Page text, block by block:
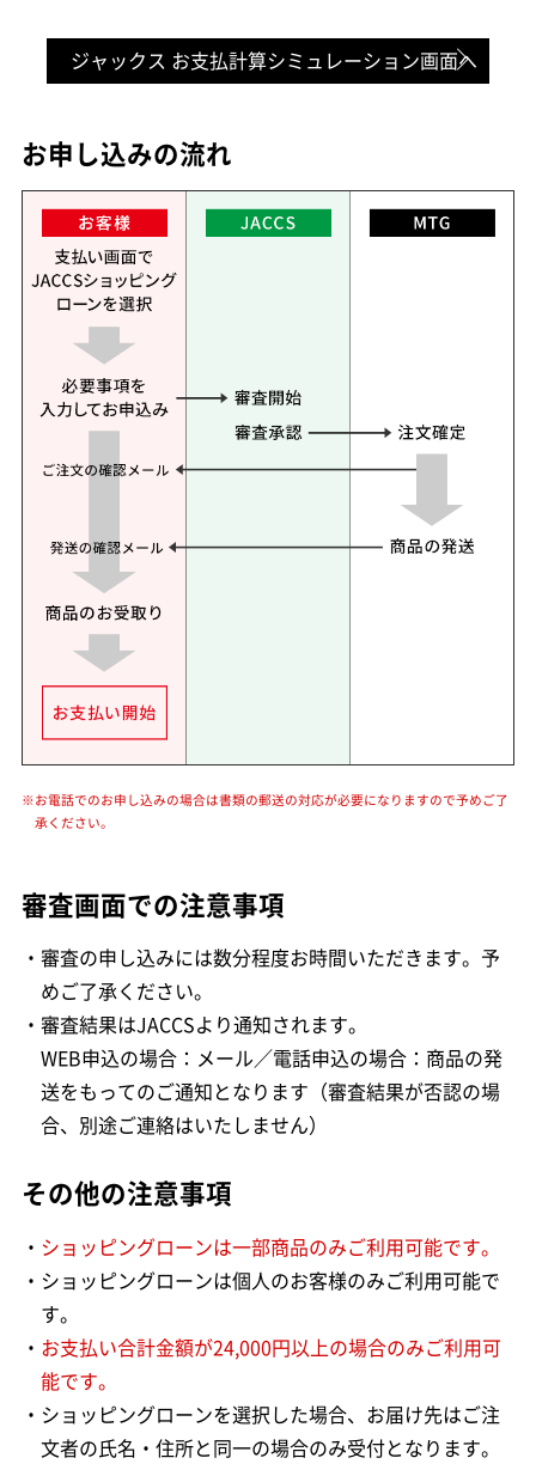
お申し込みの流れ
※お電話でのお申し込みの場合は書類の郵送の対応が必要になりますので予めご了
承ください。
審査画面での注意事項
・審査の申し込みには数分程度お時間いただきます。予
めご了承ください。
・審査結果はJACCSより通知されます。
WEB申込の場合：メール／電話申込の場合：商品の発
送をもってのご通知となります（審査結果が否認の場
合、別途ご連絡はいたしません）
その他の注意事項
・ ショッピングローンは一部商品のみご利用可能です。
・ショッピングローンは個人のお客様のみご利用可能で
す。
・ お支払い合計金額が24,000円以上の場合のみご利用可
能です。
・ショッピングローンを選択した場合、お届け先はご注
文者の氏名・住所と同一の場合のみ受付となります。